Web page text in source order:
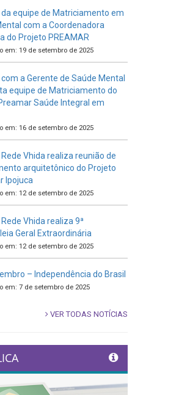
da equipe de Matriciamento em
com a Coordenadora
do Projeto PREAMAR
em: 19 de setembro de 2025
com a Gerente de Saúde Mental
equipe de Matriciamento do
Saúde Integral em
em: 16 de setembro de 2025
Vhida realiza reunião de
arquitetônico do Projeto
Ipojuca
em: 12 de setembro de 2025
Vhida realiza 9ª
Geral Extraordinária
em: 12 de setembro de 2025
– Independência do Brasil
em: 7 de setembro de 2025
VER TODAS NOTÍCIAS